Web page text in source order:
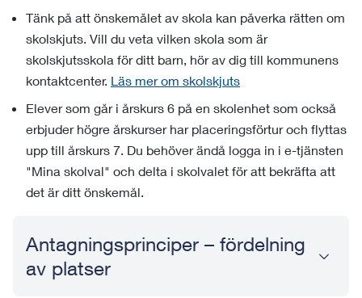
Tänk på att önskemålet av skola kan påverka rätten om
skolskjuts. Vill du veta vilken skola som är
skolskjutsskola för ditt barn, hör av dig till kommunens
kontaktcenter. Läs mer om skolskjuts
Elever som går i årskurs 6 på en skolenhet som också
erbjuder högre årskurser har placeringsförtur och flyttas
upp till årskurs 7. Du behöver ändå logga in i e-tjänsten
"Mina skolval" och delta i skolvalet för att bekräfta att
det är ditt önskemål.
Antagningsprinciper – fördelning
av platser